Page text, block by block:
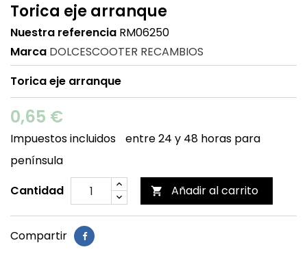
Torica eje arranque
Nuestra referencia RM06250
Marca DOLCESCOOTER RECAMBIOS
Torica eje arranque
0,65 €
Impuestos incluidos
entre 24 y 48 horas para
península
Cantidad
 Añadir al carrito
Compartir